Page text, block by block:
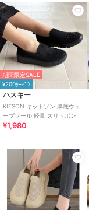
期間限定SALE
¥200ｸｰﾎﾟﾝ
ハスキー
KITSON キットソン 厚底ウェ
ーブソール 軽量 スリッポン
¥1,980